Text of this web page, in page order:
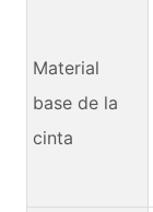
Material
base de la
cinta